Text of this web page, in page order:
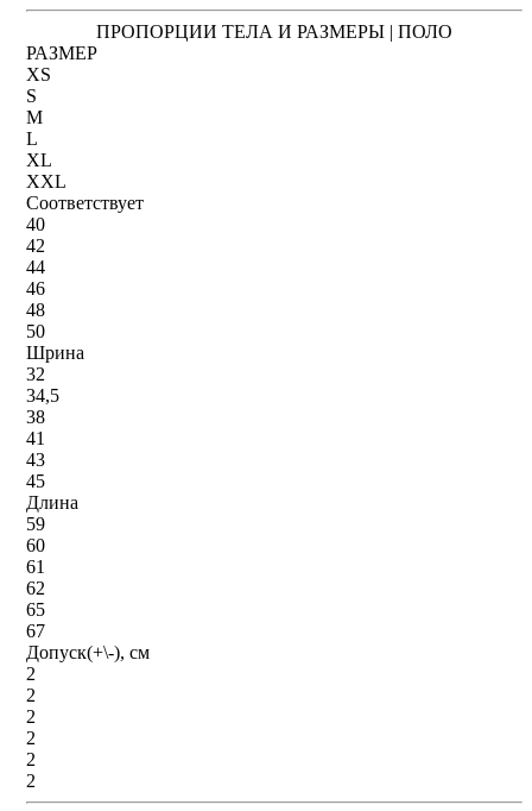
ПРОПОРЦИИ ТЕЛА И РАЗМЕРЫ | ПОЛО
РАЗМЕР
XS
S
M
L
XL
XXL
Соответствует
40
42
44
46
48
50
Шрина
32
34,5
38
41
43
45
Длина
59
60
61
62
65
67
Допуск(+\-), см
2
2
2
2
2
2